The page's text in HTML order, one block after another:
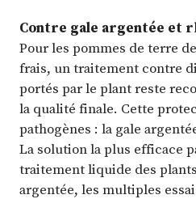
Contre gale argentée et
Pour les pommes de terre
frais, un traitement contre
portés par le plant reste
la qualité finale. Cette
pathogènes : la gale
La solution la plus efficace
traitement liquide des
argentée, les multiples